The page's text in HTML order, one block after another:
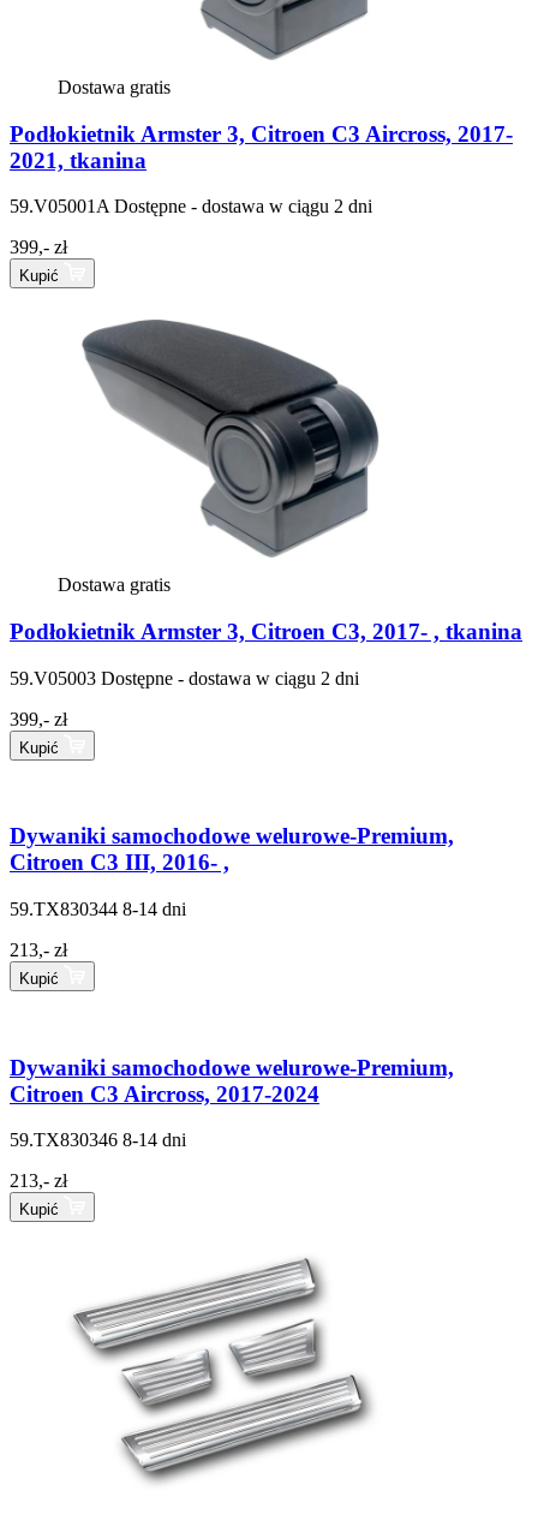
Dostawa gratis
Podłokietnik Armster 3, Citroen C3 Aircross, 2017-
2021, tkanina
59.V05001A Dostępne - dostawa w ciągu 2 dni
399,- zł
Kupić
Dostawa gratis
Podłokietnik Armster 3, Citroen C3, 2017- , tkanina
59.V05003 Dostępne - dostawa w ciągu 2 dni
399,- zł
Kupić
Dywaniki samochodowe welurowe-Premium,
Citroen C3 III, 2016- ,
59.TX830344 8-14 dni
213,- zł
Kupić
Dywaniki samochodowe welurowe-Premium,
Citroen C3 Aircross, 2017-2024
59.TX830346 8-14 dni
213,- zł
Kupić